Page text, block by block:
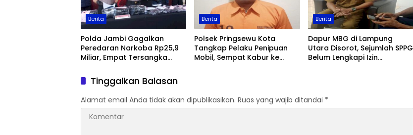
Berita
Polda Jambi Gagalkan
Peredaran Narkoba Rp25,9
Miliar, Empat Tersangka
Berita
Polsek Pringsewu Kota
Tangkap Pelaku Penipuan
Mobil, Sempat Kabur ke
Berita
Dapur MBG di Lampung
Utara Disorot, Sejumlah SPPG
Belum Lengkapi Izin
Tinggalkan Balasan
Alamat email Anda tidak akan dipublikasikan. Ruas yang wajib ditandai *